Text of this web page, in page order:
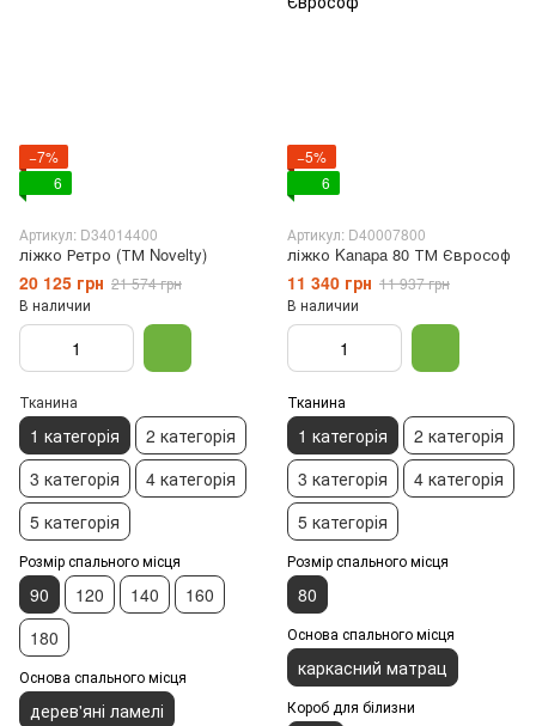
−7%
6
Артикул: D34014400
ліжко Ретро (ТМ Novelty)
20 125 грн 21 574 грн
В наличии
Тканина
1 категорія
2 категорія
3 категорія
4 категорія
5 категорія
Розмір спального місця
90 120 140
160
180
Основа спального місця
дерев'яні ламелі
−5%
6
Артикул: D40007800
ліжко Kanapa 80 ТМ Єврософ
11 340 грн 11 937 грн
В наличии
Тканина
1 категорія
2 категорія
3 категорія
4 категорія
5 категорія
Розмір спального місця
80
Основа спального місця
каркасний матрац
Короб для білизни